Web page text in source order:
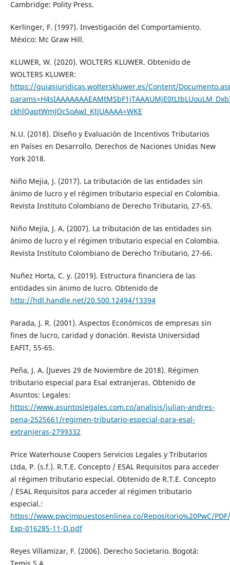
Cambridge: Polity Press.
Kerlinger, F. (1997). Investigación del Comportamiento.
México: Mc Graw Hill.
KLUWER, W. (2020). WOLTERS KLUWER. Obtenido de
WOLTERS KLUWER:
https://guiasjuridicas.wolterskluwer.es/Content/
ckhlQaptWmJOcSoAwI_KtjUAAAA=WKE
N.U. (2018). Diseño y Evaluación de Incentivos Tributarios
en Países en Desarrollo. Derechos de Naciones Unidas New
York 2018.
Niño Mejia, J. (2017). La tributación de las entidades sin
ánimo de lucro y el régimen tributario especial en Colombia.
Revista Instituto Colombiano de Derecho Tributario, 27-65.
Niño Mejía, J. A. (2007). La tributación de las entidades sin
ánimo de lucro y el régimen tributario especial en Colombia.
Revista Instituto Colombiano de Derecho Tributario, 27-66.
Nuñez Horta, C. y. (2019). Estructura financiera de las
entidades sin ánimo de lucro. Obtenido de
http://hdl.handle.net/20.500.12494/13394
Parada, J. R. (2001). Aspectos Económicos de empresas sin
fines de lucro, caridad y donación. Revista Universidad
EAFIT, 55-65.
Peña, J. A. (Jueves 29 de Noviembre de 2018). Régimen
tributario especial para Esal extranjeras. Obtenido de
Asuntos: Legales:
https://www.asuntoslegales.com.co/analisis/julian-andres-
pena-2525661/regimen-tributario-especial-para-esal-
extranjeras-2799332
Price Waterhouse Coopers Servicios Legales y Tributarios
Ltda, P. (s.f.). R.T.E. Concepto / ESAL Requisitos para acceder
al régimen tributario especial. Obtenido de R.T.E. Concepto
/ ESAL Requisitos para acceder al régimen tributario
especial.:
https://www.pwcimpuestosenlinea.co/Repositorio%20PwC/
Exp-016285-11-D.pdf
Reyes Villamizar, F. (2006). Derecho Societario. Bogotá: